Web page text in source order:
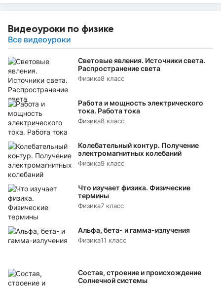
Видеоуроки по физике
Все видеоуроки
Световые явления. Источники света.
Распространение света
Физика8 класс
Работа и мощность электрического
тока. Работа тока
Физика8 класс
Колебательный контур. Получение
электромагнитных колебаний
Физика9 класс
Что изучает физика. Физические
термины
Физика7 класс
Альфа, бета- и гамма-излучения
Физика11 класс
Состав, строение и происхождение
Солнечной системы